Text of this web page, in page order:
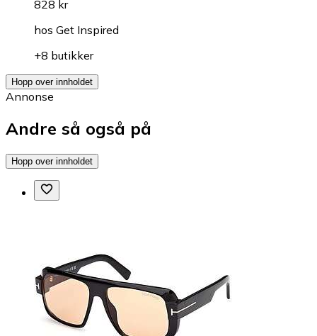
828 kr
hos Get Inspired
+8 butikker
Hopp over innholdet
Annonse
Andre så også på
Hopp over innholdet